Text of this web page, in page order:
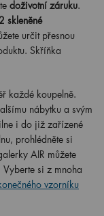
doživotní záruku.
skleněné
určit přesnou
Skříňka
každé koupelně.
nábytku a svým
i do již zařízené
prohlédněte si
AIR můžete
si z mnoha
vzorníku